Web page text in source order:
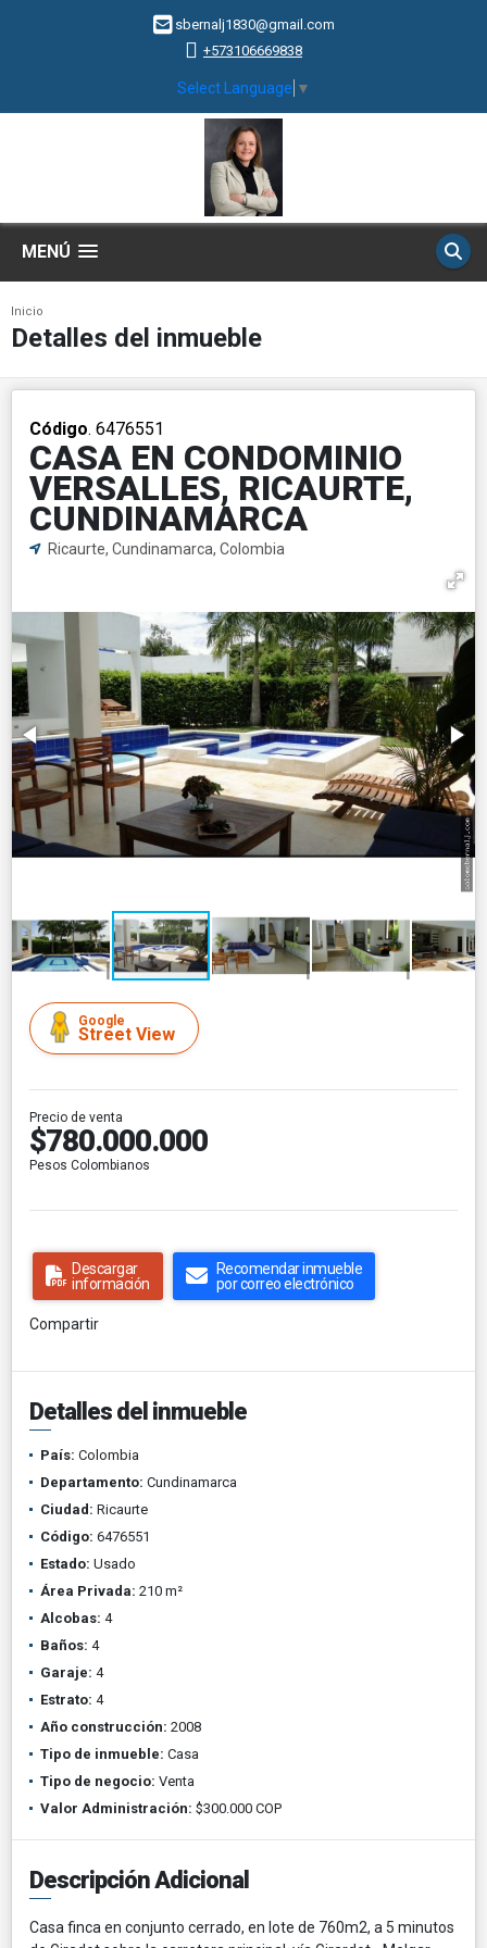
sbernalj1830@gmail.com
+573106669838
Select Language ▼
MENÚ
Inicio
Detalles del inmueble
Código. 6476551
CASA EN CONDOMINIO
VERSALLES, RICAURTE,
CUNDINAMARCA
Ricaurte, Cundinamarca, Colombia
Google
Street View
Precio de venta
$780.000.000
Pesos Colombianos
Descargar
información
Recomendar inmueble
por correo electrónico
Compartir
Detalles del inmueble
País: Colombia
Departamento: Cundinamarca
Ciudad: Ricaurte
Código: 6476551
Estado: Usado
Área Privada: 210 m²
Alcobas: 4
Baños: 4
Garaje: 4
Estrato: 4
Año construcción: 2008
Tipo de inmueble: Casa
Tipo de negocio: Venta
Valor Administración: $300.000 COP
Descripción Adicional
Casa finca en conjunto cerrado, en lote de 760m2, a 5 minutos